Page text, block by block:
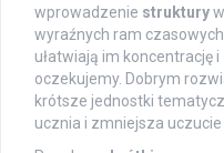
wprowadzenie struktury
wyraźnych ram
ułatwiają im koncentrację
oczekujemy. Dobrym
krótsze jednostki
ucznia i zmniejsza